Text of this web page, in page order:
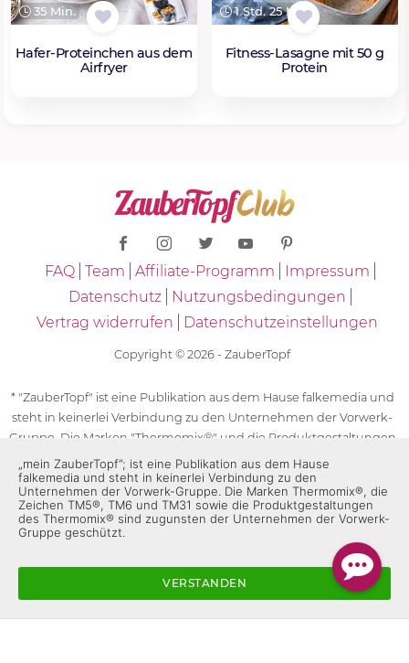
35 Min.
Hafer-Proteinchen aus dem
Airfryer
1 Std. 25 Min.
Fitness-Lasagne mit 50 g
Protein
FAQ Team Affiliate-Programm
Impressum
Datenschutz
Nutzungsbedingungen
Vertrag widerrufen
Datenschutzeinstellungen
Copyright © 2026 - ZauberTopf
* "ZauberTopf" ist eine Publikation aus dem Hause falkemedia und
steht in keinerlei Verbindung zu den Unternehmen der Vorwerk-
Gruppe. Die Marken "Thermomix®" und die Produktgestaltungen
des "Thermomix®" sind eingetragene Marken der Unternehmen
der Vorwerk-Gruppe. Die Marken Thermomix®, die Zeichen TM5®,
TM6 und TM31 sowie die Produktgestaltungen des Thermomix®
sind zugunsten der Unternehmen der Vorwerk-Gruppe
geschützt. Für die Rezeptangaben in "ZauberTopf" ist
„mein ZauberTopf”; ist eine Publikation aus dem Hause
falkemedia und steht in keinerlei Verbindung zu den
Unternehmen der Vorwerk-Gruppe. Die Marken Thermomix®, die
Zeichen TM5®, TM6 und TM31 sowie die Produktgestaltungen
des Thermomix® sind zugunsten der Unternehmen der Vorwerk-
Gruppe geschützt.
VERSTANDEN